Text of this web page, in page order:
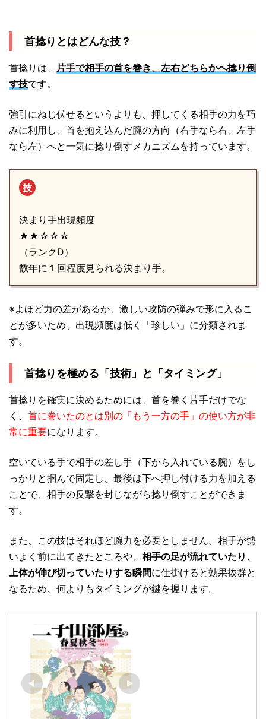
首捻りとはどんな技？
首捻りは、 片手で相手の首を巻き、左右どちらかへ捻り倒
す技です。
強引にねじ伏せるというよりも、押してくる相手の力を巧
みに利用し、首を抱え込んだ腕の方向（右手なら右、左手
なら左）へと一気に捻り倒すメカニズムを持っています。
技
決まり手出現頻度
★★☆☆☆
（ランクD）
数年に１回程度見られる決まり手。
※よほど力の差があるか、激しい攻防の弾みで形に入るこ
とが多いため、出現頻度は低く「珍しい」に分類されま
す。
首捻りを極める「技術」と「タイミング」
首捻りを確実に決めるためには、首を巻く片手だけでな
く、 首に巻いたのとは別の「もう一方の手」の使い方が非
常に重要になります。
空いている手で相手の差し手（下から入れている腕）をし
っかりと掴んで固定し、最後は下へ押し付ける力を加える
ことで、相手の反撃を封じながら捻り倒すことができま
す。
また、この技はそれほど腕力を必要としません。相手が勢
いよく前に出てきたところや、 相手の足が流れていたり、
上体が伸び切っていたりする瞬間に仕掛けると効果抜群と
なるため、何よりもタイミングが鍵を握ります。